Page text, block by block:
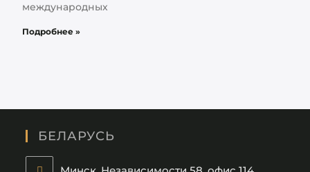
международных
Подробнее »
БЕЛАРУСЬ